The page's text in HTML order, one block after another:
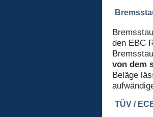
den EBC
von dem
Beläge
TÜV /